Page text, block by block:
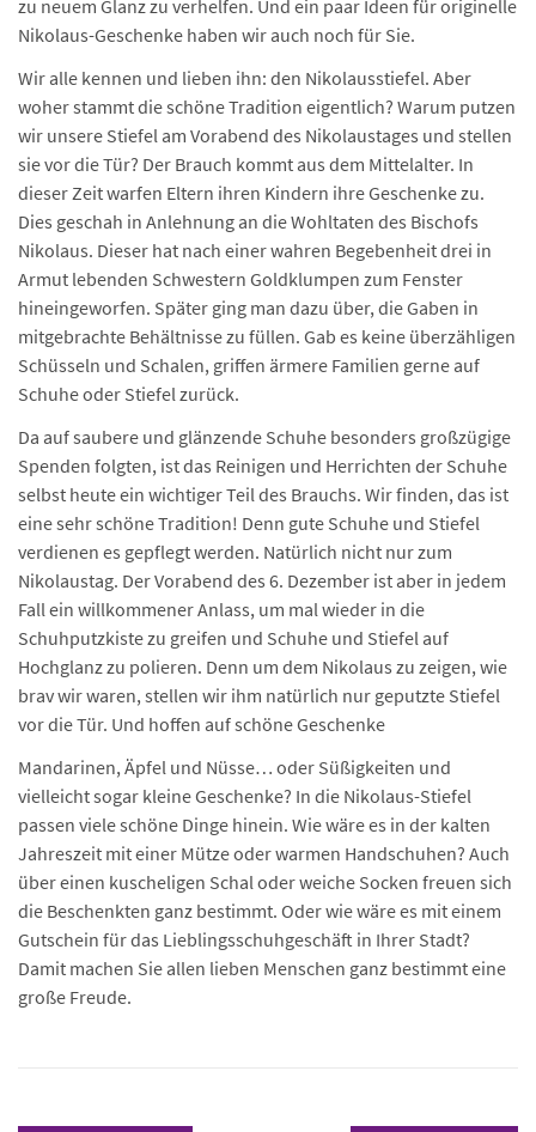
zu neuem Glanz zu verhelfen. Und ein paar Ideen für originelle
Nikolaus-Geschenke haben wir auch noch für Sie.
Wir alle kennen und lieben ihn: den Nikolausstiefel. Aber
woher stammt die schöne Tradition eigentlich? Warum putzen
wir unsere Stiefel am Vorabend des Nikolaustages und stellen
sie vor die Tür? Der Brauch kommt aus dem Mittelalter. In
dieser Zeit warfen Eltern ihren Kindern ihre Geschenke zu.
Dies geschah in Anlehnung an die Wohltaten des Bischofs
Nikolaus. Dieser hat nach einer wahren Begebenheit drei in
Armut lebenden Schwestern Goldklumpen zum Fenster
hineingeworfen. Später ging man dazu über, die Gaben in
mitgebrachte Behältnisse zu füllen. Gab es keine überzähligen
Schüsseln und Schalen, griffen ärmere Familien gerne auf
Schuhe oder Stiefel zurück.
Da auf saubere und glänzende Schuhe besonders großzügige
Spenden folgten, ist das Reinigen und Herrichten der Schuhe
selbst heute ein wichtiger Teil des Brauchs. Wir finden, das ist
eine sehr schöne Tradition! Denn gute Schuhe und Stiefel
verdienen es gepflegt werden. Natürlich nicht nur zum
Nikolaustag. Der Vorabend des 6. Dezember ist aber in jedem
Fall ein willkommener Anlass, um mal wieder in die
Schuhputzkiste zu greifen und Schuhe und Stiefel auf
Hochglanz zu polieren. Denn um dem Nikolaus zu zeigen, wie
brav wir waren, stellen wir ihm natürlich nur geputzte Stiefel
vor die Tür. Und hoffen auf schöne Geschenke
Mandarinen, Äpfel und Nüsse… oder Süßigkeiten und
vielleicht sogar kleine Geschenke? In die Nikolaus-Stiefel
passen viele schöne Dinge hinein. Wie wäre es in der kalten
Jahreszeit mit einer Mütze oder warmen Handschuhen? Auch
über einen kuscheligen Schal oder weiche Socken freuen sich
die Beschenkten ganz bestimmt. Oder wie wäre es mit einem
Gutschein für das Lieblingsschuhgeschäft in Ihrer Stadt?
Damit machen Sie allen lieben Menschen ganz bestimmt eine
große Freude.